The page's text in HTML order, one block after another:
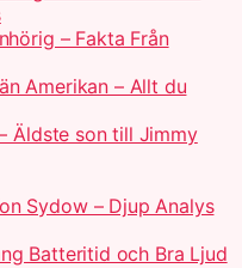
– Fakta Från
Amerikan – Allt du
Äldste son till Jimmy
Sydow – Djup Analys
Batteritid och Bra Ljud